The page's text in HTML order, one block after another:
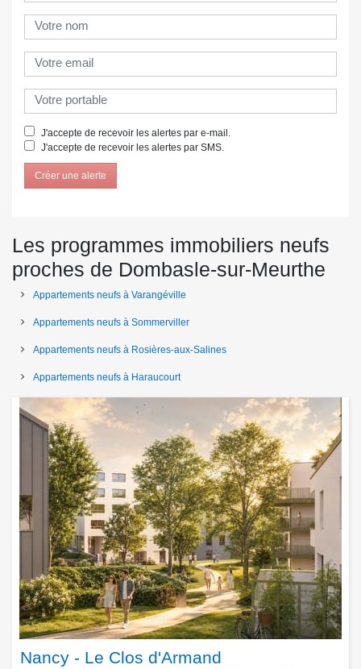
J'accepte de recevoir les alertes par e-mail.
J'accepte de recevoir les alertes par SMS.
Créer une alerte
Les programmes immobiliers neufs
proches de Dombasle-sur-Meurthe
Appartements neufs à Varangéville
Appartements neufs à Sommerviller
Appartements neufs à Rosières-aux-Salines
Appartements neufs à Haraucourt
Nancy - Le Clos d'Armand